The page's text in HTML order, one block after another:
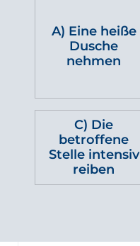
A) Eine heiße
Dusche
nehmen
C) Die
betroffene
Stelle intensiv
reiben